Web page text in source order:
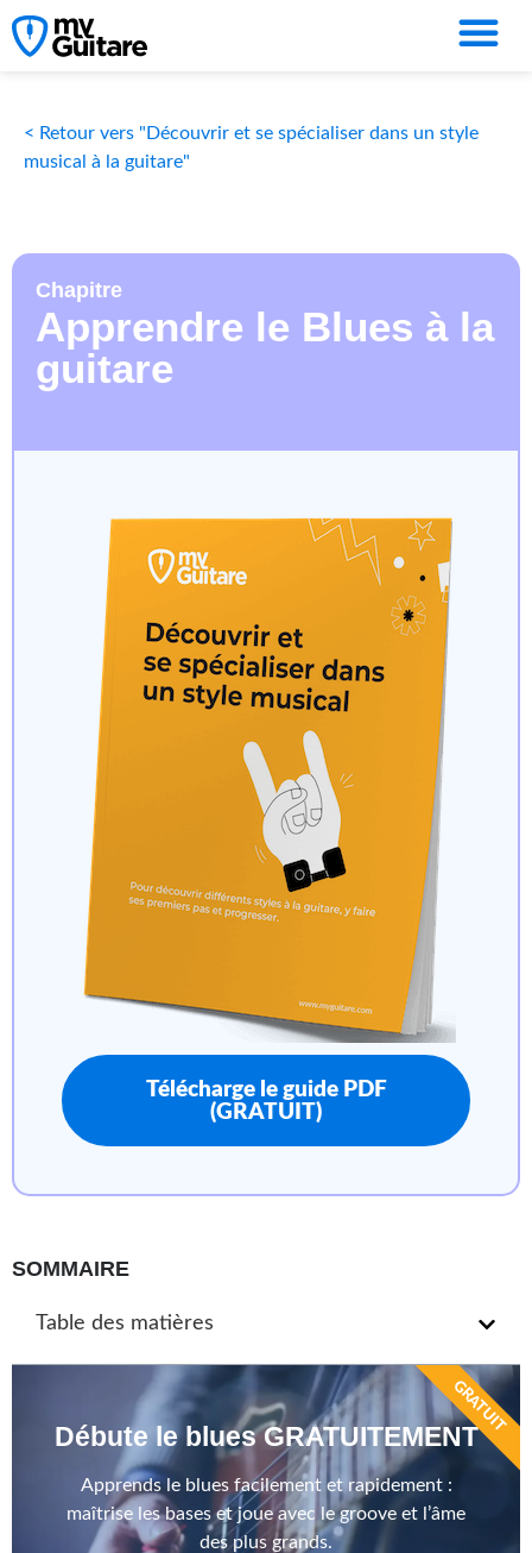
< Retour vers "Découvrir et se spécialiser dans un style
musical à la guitare"
Chapitre
Apprendre le Blues à la
guitare
Télécharge le guide PDF
(GRATUIT)
SOMMAIRE
Table des matières
Débute le blues GRATUITEMENT
Apprends le blues facilement et rapidement :
maîtrise les bases et joue avec le groove et l’âme
des plus grands.
GRATUIT